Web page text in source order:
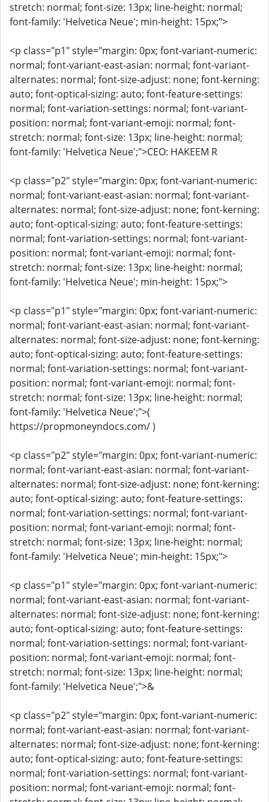
stretch: normal; font-size: 13px; line-height: normal;
font-family: 'Helvetica Neue'; min-height: 15px;">
<p class="p1" style="margin: 0px; font-variant-numeric:
normal; font-variant-east-asian: normal; font-variant-
alternates: normal; font-size-adjust: none; font-kerning:
auto; font-optical-sizing: auto; font-feature-settings:
normal; font-variation-settings: normal; font-variant-
position: normal; font-variant-emoji: normal; font-
stretch: normal; font-size: 13px; line-height: normal;
font-family: 'Helvetica Neue';">CEO: HAKEEM R
<p class="p2" style="margin: 0px; font-variant-numeric:
normal; font-variant-east-asian: normal; font-variant-
alternates: normal; font-size-adjust: none; font-kerning:
auto; font-optical-sizing: auto; font-feature-settings:
normal; font-variation-settings: normal; font-variant-
position: normal; font-variant-emoji: normal; font-
stretch: normal; font-size: 13px; line-height: normal;
font-family: 'Helvetica Neue'; min-height: 15px;">
<p class="p1" style="margin: 0px; font-variant-numeric:
normal; font-variant-east-asian: normal; font-variant-
alternates: normal; font-size-adjust: none; font-kerning:
auto; font-optical-sizing: auto; font-feature-settings:
normal; font-variation-settings: normal; font-variant-
position: normal; font-variant-emoji: normal; font-
stretch: normal; font-size: 13px; line-height: normal;
font-family: 'Helvetica Neue';">(
https://propmoneyndocs.com/ )
<p class="p2" style="margin: 0px; font-variant-numeric:
normal; font-variant-east-asian: normal; font-variant-
alternates: normal; font-size-adjust: none; font-kerning:
auto; font-optical-sizing: auto; font-feature-settings:
normal; font-variation-settings: normal; font-variant-
position: normal; font-variant-emoji: normal; font-
stretch: normal; font-size: 13px; line-height: normal;
font-family: 'Helvetica Neue'; min-height: 15px;">
<p class="p1" style="margin: 0px; font-variant-numeric:
normal; font-variant-east-asian: normal; font-variant-
alternates: normal; font-size-adjust: none; font-kerning:
auto; font-optical-sizing: auto; font-feature-settings:
normal; font-variation-settings: normal; font-variant-
position: normal; font-variant-emoji: normal; font-
stretch: normal; font-size: 13px; line-height: normal;
font-family: 'Helvetica Neue';">&
<p class="p2" style="margin: 0px; font-variant-numeric:
normal; font-variant-east-asian: normal; font-variant-
alternates: normal; font-size-adjust: none; font-kerning:
auto; font-optical-sizing: auto; font-feature-settings:
normal; font-variation-settings: normal; font-variant-
position: normal; font-variant-emoji: normal; font-